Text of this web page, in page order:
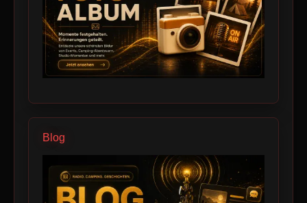
Blog